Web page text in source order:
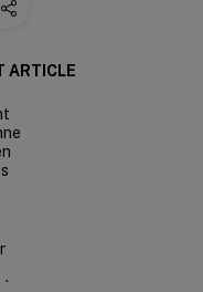
ARTICLE